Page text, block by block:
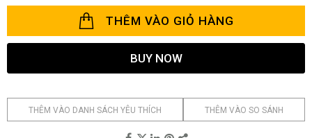
THÊM VÀO GIỎ HÀNG
BUY NOW
THÊM VÀO DANH SÁCH YÊU THÍCH THÊM VÀO SO SÁNH